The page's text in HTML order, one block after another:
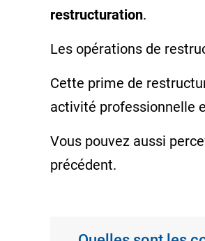
restructuration.
Les opérations de
Cette prime de
activité professionnelle
Vous pouvez aussi
précédent.